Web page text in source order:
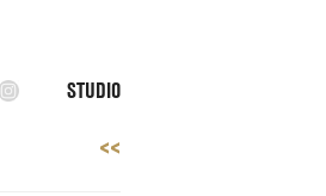
STUDIO
<<